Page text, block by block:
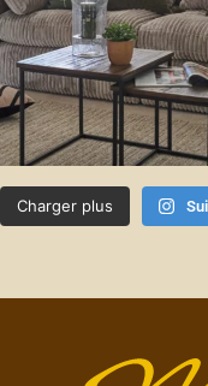
Charger plus